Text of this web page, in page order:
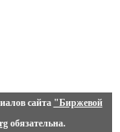
сайта "Биржевой
обязательна.